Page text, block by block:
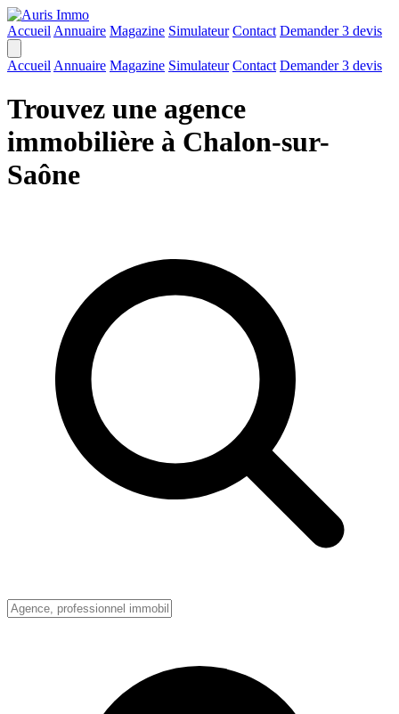
Accueil Annuaire Magazine Simulateur Contact Demander 3 devis
Accueil Annuaire Magazine Simulateur Contact Demander 3 devis
Trouvez une agence
immobilière à Chalon-sur-
Saône